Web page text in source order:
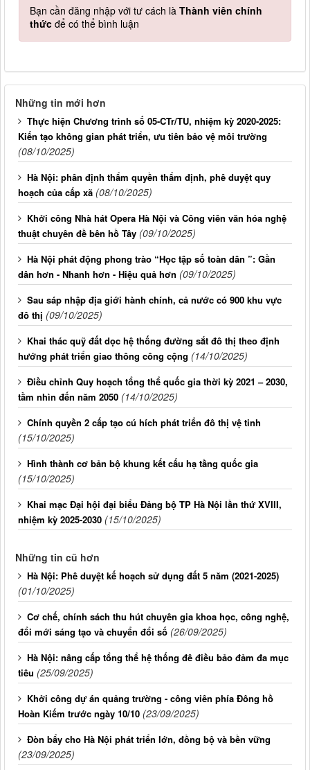
Bạn cần đăng nhập với tư cách là Thành viên chính
thức để có thể bình luận
Những tin mới hơn
Thực hiện Chương trình số 05-CTr/TU, nhiệm kỳ 2020-2025:
Kiến tạo không gian phát triển, ưu tiên bảo vệ môi trường
(08/10/2025)
Hà Nội: phân định thẩm quyền thẩm định, phê duyệt quy
hoạch của cấp xã (08/10/2025)
Khởi công Nhà hát Opera Hà Nội và Công viên văn hóa nghệ
thuật chuyên đề bên hồ Tây (09/10/2025)
Hà Nội phát động phong trào “Học tập số toàn dân ”: Gần
dân hơn - Nhanh hơn - Hiệu quả hơn (09/10/2025)
Sau sáp nhập địa giới hành chính, cả nước có 900 khu vực
đô thị (09/10/2025)
Khai thác quỹ đất dọc hệ thống đường sắt đô thị theo định
hướng phát triển giao thông công cộng (14/10/2025)
Điều chỉnh Quy hoạch tổng thể quốc gia thời kỳ 2021 – 2030,
tầm nhìn đến năm 2050 (14/10/2025)
Chính quyền 2 cấp tạo cú hích phát triển đô thị vệ tinh
(15/10/2025)
Hình thành cơ bản bộ khung kết cấu hạ tầng quốc gia
(15/10/2025)
Khai mạc Đại hội đại biểu Đảng bộ TP Hà Nội lần thứ XVIII,
nhiệm kỳ 2025-2030 (15/10/2025)
Những tin cũ hơn
Hà Nội: Phê duyệt kế hoạch sử dụng đất 5 năm (2021-2025)
(01/10/2025)
Cơ chế, chính sách thu hút chuyên gia khoa học, công nghệ,
đổi mới sáng tạo và chuyển đổi số (26/09/2025)
Hà Nội: nâng cấp tổng thể hệ thống đê điều bảo đảm đa mục
tiêu (25/09/2025)
Khởi công dự án quảng trường - công viên phía Đông hồ
Hoàn Kiếm trước ngày 10/10 (23/09/2025)
Đòn bẩy cho Hà Nội phát triển lớn, đồng bộ và bền vững
(23/09/2025)